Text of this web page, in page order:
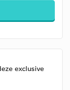
exclusive